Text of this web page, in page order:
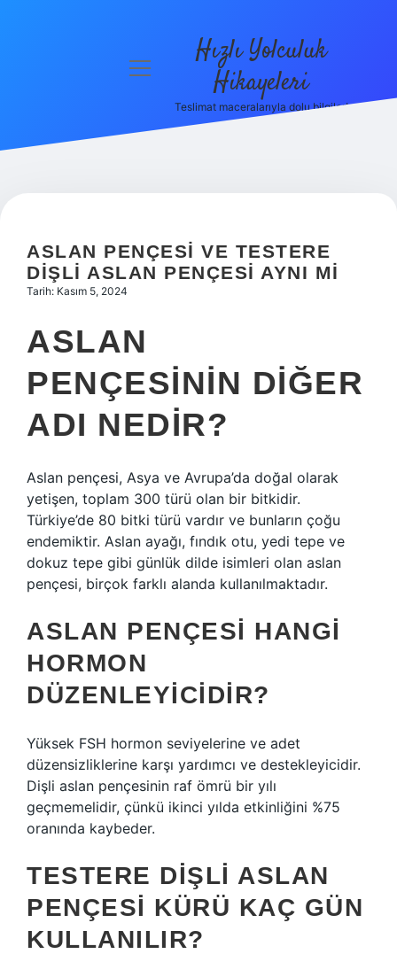
Hakkımızda
menüyü
Hızlı Yolculuk
Hikayeleri
Teslimat maceralarıyla dolu bilgiler!
ASLAN PENÇESI VE TESTERE
DIŞLI ASLAN PENÇESI AYNI MI
Tarih: Kasım 5, 2024
ASLAN
PENÇESININ DIĞER
ADI NEDIR?
Aslan pençesi, Asya ve Avrupa’da doğal olarak
yetişen, toplam 300 türü olan bir bitkidir.
Türkiye’de 80 bitki türü vardır ve bunların çoğu
endemiktir. Aslan ayağı, fındık otu, yedi tepe ve
dokuz tepe gibi günlük dilde isimleri olan aslan
pençesi, birçok farklı alanda kullanılmaktadır.
ASLAN PENÇESI HANGI
HORMON
DÜZENLEYICIDIR?
Yüksek FSH hormon seviyelerine ve adet
düzensizliklerine karşı yardımcı ve destekleyicidir.
Dişli aslan pençesinin raf ömrü bir yılı
geçmemelidir, çünkü ikinci yılda etkinliğini %75
oranında kaybeder.
TESTERE DIŞLI ASLAN
PENÇESI KÜRÜ KAÇ GÜN
KULLANILIR?